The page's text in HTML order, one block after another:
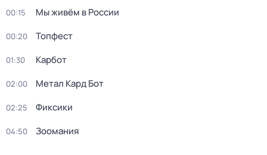
00:15 Мы живём в России
00:20 Топфест
01:30 Карбот
02:00 Метал Кард Бот
02:25 Фиксики
04:50 Зоомания